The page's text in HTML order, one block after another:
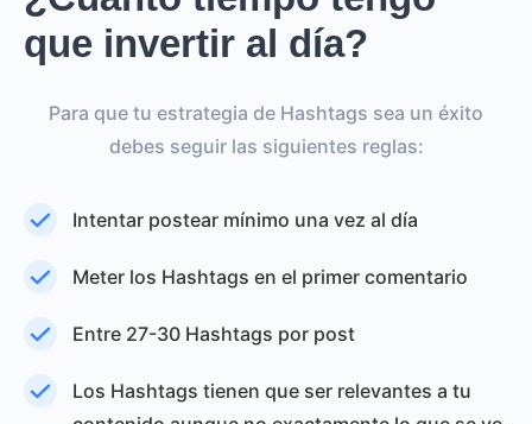
que invertir al día?
Para que tu estrategia de Hashtags sea un éxito
debes seguir las siguientes reglas:
Intentar postear mínimo una vez al día
Meter los Hashtags en el primer comentario
Entre 27-30 Hashtags por post
Los Hashtags tienen que ser relevantes a tu